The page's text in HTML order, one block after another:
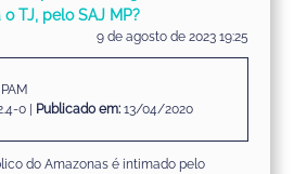
TJ, pelo SAJ MP?
9 de agosto de 2023 19:25
0 | Publicado em: 13/04/2020
do Amazonas é intimado pelo